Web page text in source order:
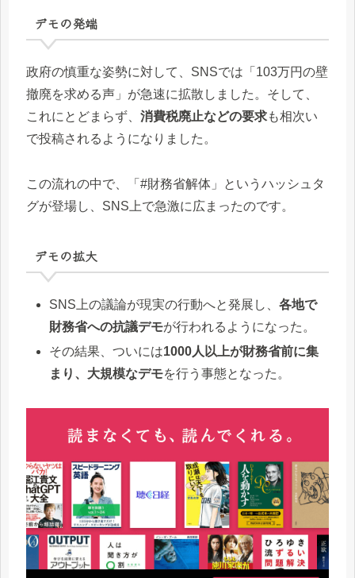
デモの発端
政府の慎重な姿勢に対して、SNSでは「103万円の壁
撤廃を求める声」が急速に拡散しました。そして、
これにとどまらず、 消費税廃止などの要求も相次い
で投稿されるようになりました。
この流れの中で、「#財務省解体」というハッシュタ
グが登場し、SNS上で急激に広まったのです。
デモの拡大
SNS上の議論が現実の行動へと発展し、各地で
財務省への抗議デモが行われるようになった。
その結果、ついには1000人以上が財務省前に集
まり、大規模なデモを行う事態となった。